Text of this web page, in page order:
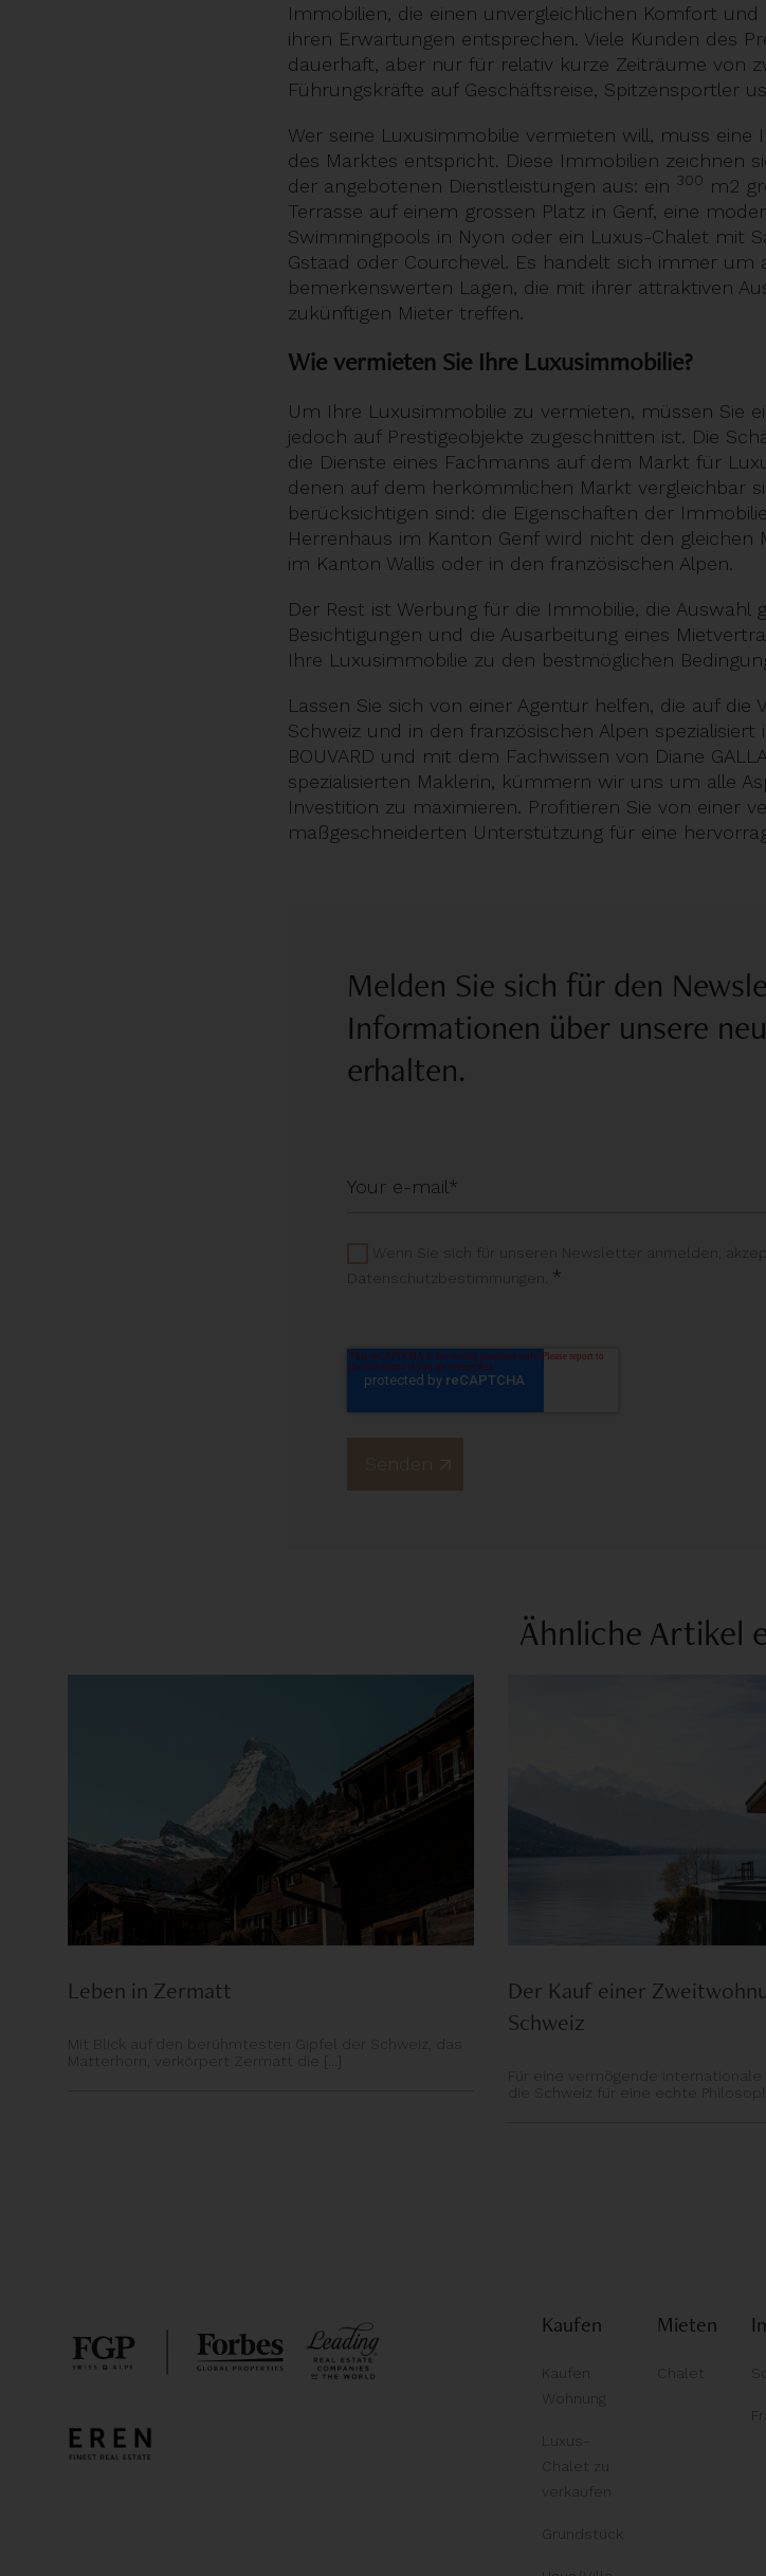
Immobilien, die einen unvergleichlichen Komfort
ihren Erwartungen entsprechen. Viele Kunden des
dauerhaft, aber nur für relativ kurze Zeiträume von
Führungskräfte auf Geschäftsreise, Spitzensportler
Wer seine Luxusimmobilie vermieten will, muss eine
des Marktes entspricht. Diese Immobilien zeichnen
der angebotenen Dienstleistungen aus: ein 300 m2
Terrasse auf einem grossen Platz in Genf, eine
Swimmingpools in Nyon oder ein Luxus-Chalet mit
Gstaad oder Courchevel. Es handelt sich immer um
bemerkenswerten Lagen, die mit ihrer attraktiven
zukünftigen Mieter treffen.
Wie vermieten Sie Ihre Luxusimmobilie?
Um Ihre Luxusimmobilie zu vermieten, müssen Sie
jedoch auf Prestigeobjekte zugeschnitten ist. Die
die Dienste eines Fachmanns auf dem Markt für
denen auf dem herkömmlichen Markt vergleichbar
berücksichtigen sind: die Eigenschaften der
Herrenhaus im Kanton Genf wird nicht den gleichen
im Kanton Wallis oder in den französischen Alpen.
Der Rest ist Werbung für die Immobilie, die Auswahl
Besichtigungen und die Ausarbeitung eines
Ihre Luxusimmobilie zu den bestmöglichen
Lassen Sie sich von einer Agentur helfen, die auf
Schweiz und in den französischen Alpen
BOUVARD und mit dem Fachwissen von Diane
spezialisierten Maklerin, kümmern wir uns um alle
Investition zu maximieren. Profitieren Sie von einer
maßgeschneiderten Unterstützung für eine
Melden Sie sich für den
Informationen über unsere
erhalten.
Wenn Sie sich für unseren Newsletter anmelden,
Datenschutzbestimmungen.
*
Ähnliche Artikel
Leben in Zermatt
Mit Blick auf den berühmtesten Gipfel der Schweiz, das
Matterhorn, verkörpert Zermatt die [...]
Der Kauf einer
Schweiz
Für eine vermögende
die Schweiz für eine echte
Kaufen
Kaufen
Wohnung
Luxus-
Chalet zu
verkaufen
Grundstück
Mieten
Chalet